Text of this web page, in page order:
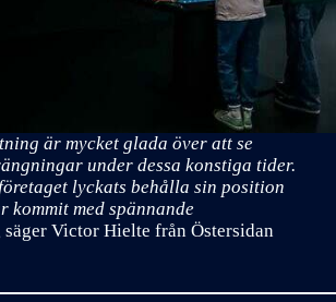
är mycket glada över att se
under dessa konstiga tider.
lyckats behålla sin position
kommit med spännande
säger Victor Hielte från Östersidan